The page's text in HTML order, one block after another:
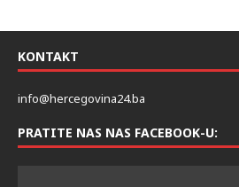
KONTAKT
info@hercegovina24.ba
PRATITE NAS NAS FACEBOOK-U: